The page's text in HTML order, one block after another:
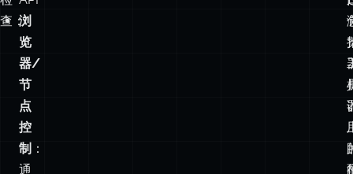
需
查：
和
WebSocket
API
浏
览
器/
节
点